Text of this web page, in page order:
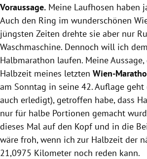
Voraussage. Meine Laufhosen haben
Auch den Ring im wunderschönen
jüngsten Zeiten drehte sie aber nur
Waschmaschine. Dennoch will ich
Halbmarathon laufen. Meine
Halbzeit meines letzten Wien-
am Sonntag in seine 42. Auflage geht
auch erledigt), getroffen habe, dass
nur für halbe Portionen gemacht
dieses Mal auf den Kopf und in die
wäre froh, wenn ich zur Halbzeit der
21,0975 Kilometer noch reden kann.